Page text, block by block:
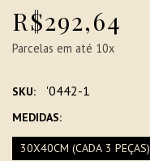
R$292,64
Parcelas em até 10x
SKU: '0442-1
MEDIDAS:
30X40CM (CADA 3 PEÇAS)